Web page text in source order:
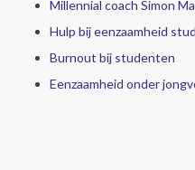
Millennial coach Simon
Hulp bij eenzaamheid
Burnout bij studenten
Eenzaamheid onder